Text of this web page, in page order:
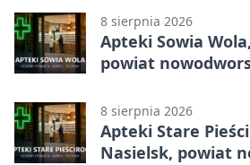
8 sierpnia 2026
Apteki Sowia
powiat
8 sierpnia 2026
Apteki Stare
Nasielsk, powiat